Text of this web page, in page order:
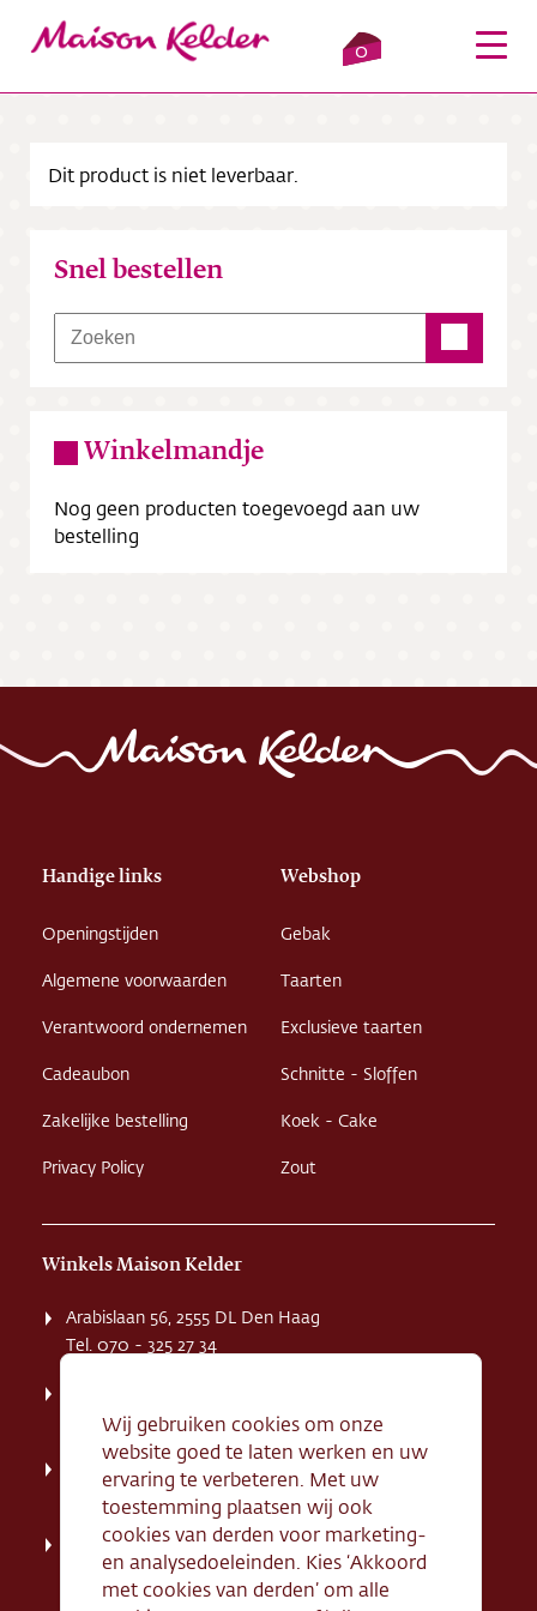
0
Verkooppunten
Bezorging
Contact
Dit product is niet leverbaar.
Snel bestellen
Winkelmandje
Nog geen producten toegevoegd aan uw
bestelling
Handige links
Openingstijden
Algemene voorwaarden
Verantwoord ondernemen
Cadeaubon
Zakelijke bestelling
Privacy Policy
Webshop
Gebak
Taarten
Exclusieve taarten
Schnitte - Sloffen
Koek - Cake
Zout
Winkels Maison Kelder
Arabislaan 56, 2555 DL Den Haag
Tel. 070 - 325 27 34
Tel. 070 - 324 94 09
Kerkstraat 71, 2242 HD Wassenaar
Tel. 070 - 517 95 07
Dorpsstraat 134, 2712 AN Zoetermeer
Tel. 079 - 316 78 95
Wij gebruiken cookies om onze
website goed te laten werken en uw
ervaring te verbeteren. Met uw
toestemming plaatsen wij ook
cookies van derden voor marketing-
en analysedoeleinden. Kies ‘Akkoord
met cookies van derden’ om alle